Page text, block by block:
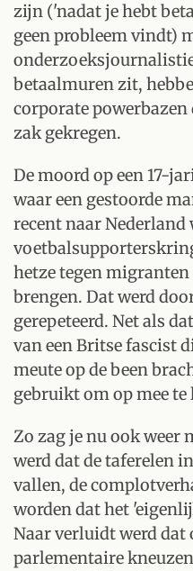
zijn ('nadat je hebt
geen probleem vindt)
betaalmuren zit,
corporate
zak gekregen.
De moord op een 17-
waar een gestoorde
recent naar Nederland
hetze tegen migranten
brengen. Dat werd
gerepeteerd. Net als
van een Britse fascist
meute op de been
gebruikt om op mee
Zo zag je nu ook weer
werd dat de taferelen
vallen, de
worden dat het
Naar verluidt werd dat
parlementaire